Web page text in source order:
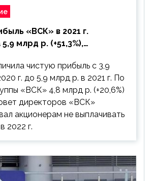
«ВСК» в 2021 г.
млрд р. (+51,3%),
чистую прибыль с 3,9
г. до 5,9 млрд р. в 2021 г. По
«ВСК» 4,8 млрд р. (+20,6%)
директоров «ВСК»
акционерам не выплачивать
2022 г.